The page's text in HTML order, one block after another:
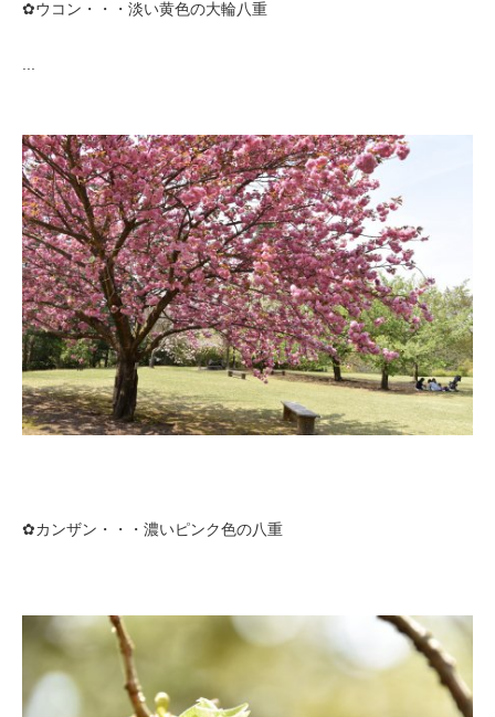
✿ウコン・・・淡い黄色の大輪八重
...
✿カンザン・・・濃いピンク色の八重